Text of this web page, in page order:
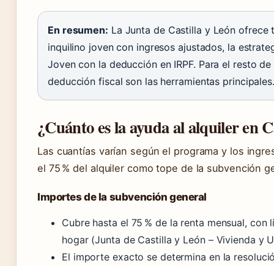
En resumen: La Junta de Castilla y León ofrece
inquilino joven con ingresos ajustados, la
Joven con la deducción en IRPF. Para el resto
deducción fiscal son las herramientas principales.
¿Cuánto es la ayuda al alquiler en
Las cuantías varían según el programa y los
el 75 % del alquiler como tope de la subvención
Importes de la subvención general
Cubre hasta el 75 % de la renta mensual,
hogar (Junta de Castilla y León – Vivienda y
El importe exacto se determina en la